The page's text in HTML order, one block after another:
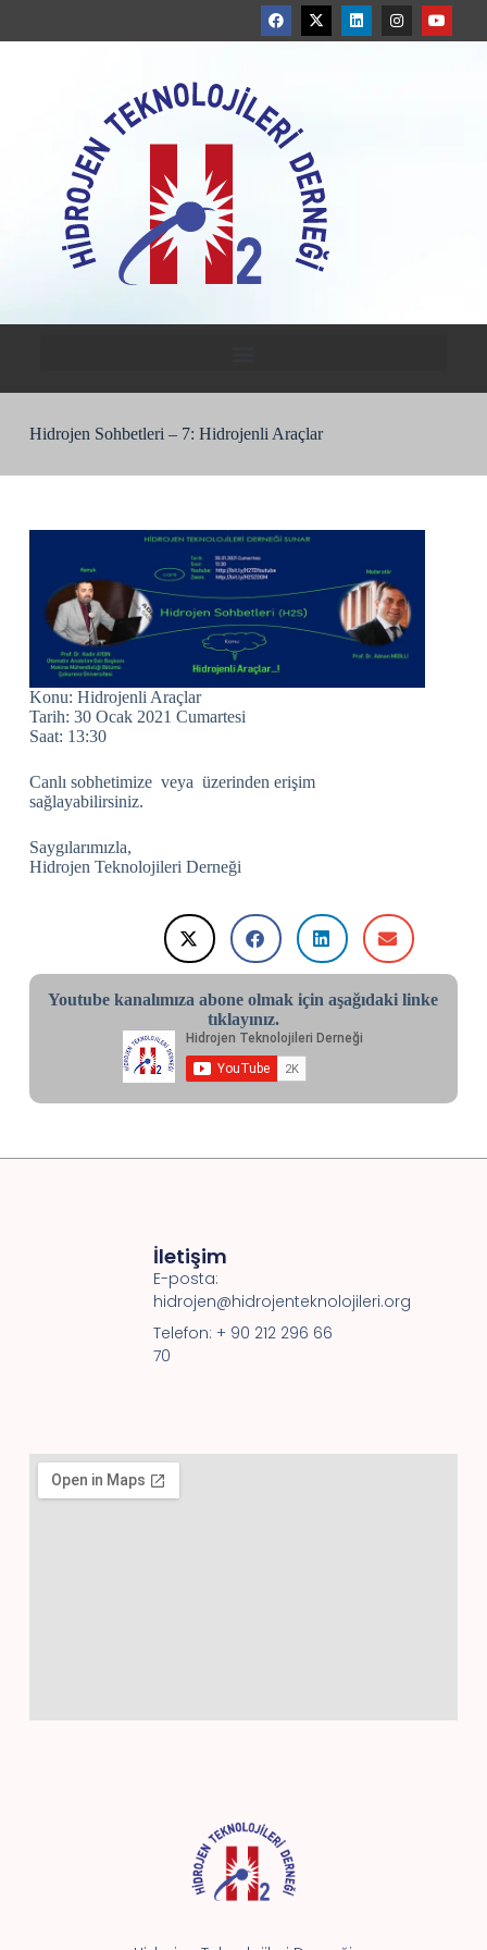
Hidrojen Sohbetleri – 7: Hidrojenli Araçlar
Konu: Hidrojenli Araçlar
Tarih: 30 Ocak 2021 Cumartesi
Saat: 13:30
Canlı sobhetimize veya üzerinden erişim
sağlayabilirsiniz.
Saygılarımızla,
Hidrojen Teknolojileri Derneği
Youtube kanalımıza abone olmak için aşağıdaki linke
tıklayınız.
İletişim
E-posta:
hidrojen@hidrojenteknolojileri.org
Telefon: + 90 212 296 66
70